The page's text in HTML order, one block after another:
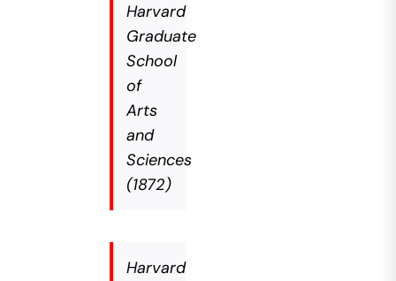
Harvard
Graduate
School
of
Arts
and
Sciences
(1872)
Harvard